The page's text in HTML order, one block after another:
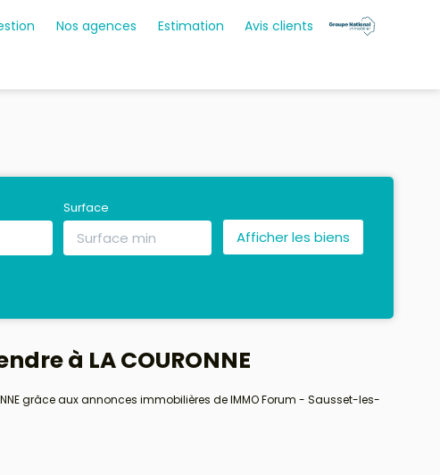
Nos agences Estimation Avis clients
Surface
à LA COURONNE
grâce aux annonces immobilières de IMMO Forum - Sausset-les-